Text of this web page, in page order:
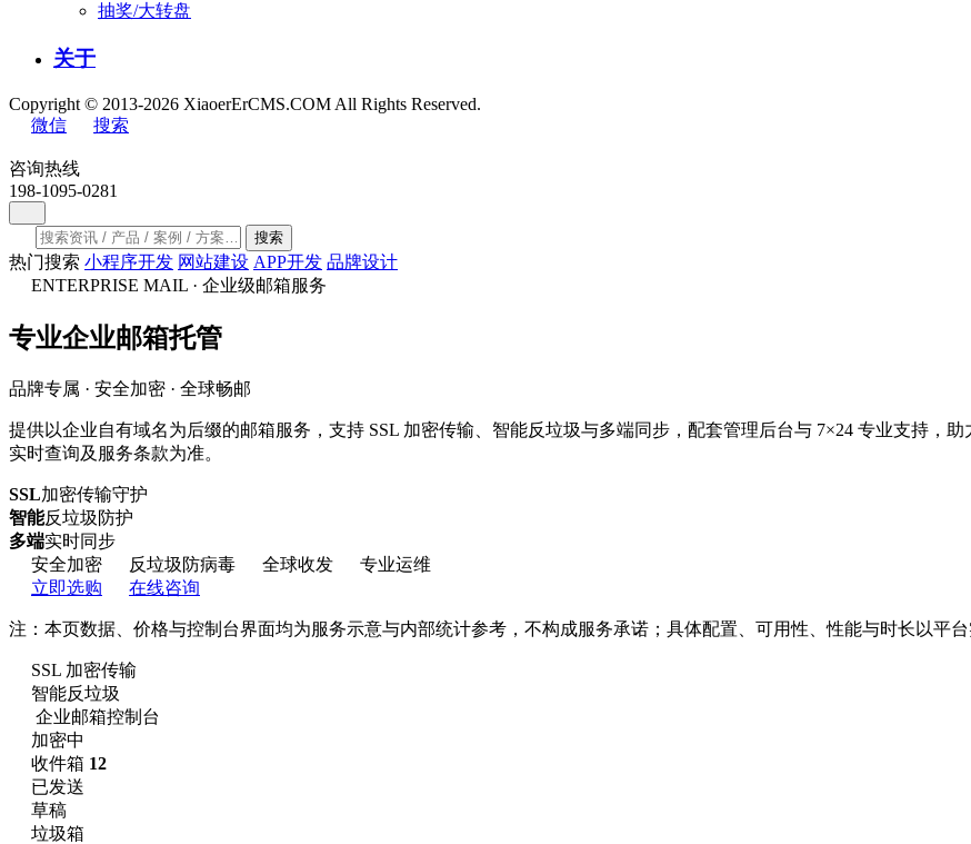
抽奖/大转盘
关于
Copyright © 2013-2026 XiaoerErCMS.COM All Rights Reserved.
微信
搜索
咨询热线
198-1095-0281
搜索
热门搜索 小程序开发 网站建设 APP开发 品牌设计
ENTERPRISE MAIL · 企业级邮箱服务
专业企业邮箱托管
品牌专属 · 安全加密 · 全球畅邮
提供以企业自有域名为后缀的邮箱服务，支持 SSL 加密传输、智能反垃圾与多端同步，配套管理后台与 7×24 专业支持，
实时查询及服务条款为准。
SSL加密传输守护
智能反垃圾防护
多端实时同步
安全加密
反垃圾防病毒 全球收发
专业运维
立即选购
在线咨询
注：本页数据、价格与控制台界面均为服务示意与内部统计参考，不构成服务承诺；具体配置、可用性、性能与时长以平台
SSL 加密传输
智能反垃圾
企业邮箱控制台
加密中
收件箱 12
已发送
草稿
垃圾箱